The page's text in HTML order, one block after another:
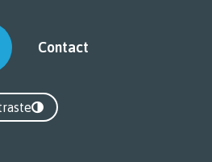
Contact
Contraste